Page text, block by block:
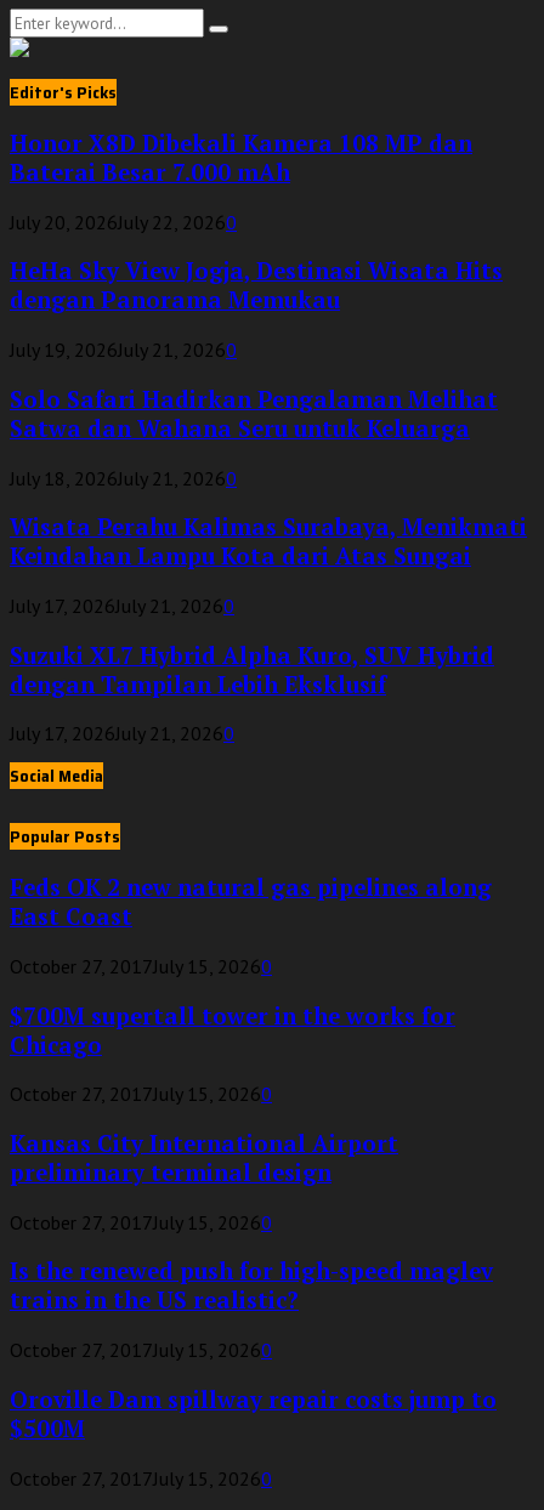
Search
for:
Search
Editor's Picks
Honor X8D Dibekali Kamera 108 MP dan
Baterai Besar 7.000 mAh
July 20, 2026July 22, 20260
HeHa Sky View Jogja, Destinasi Wisata Hits
dengan Panorama Memukau
July 19, 2026July 21, 20260
Solo Safari Hadirkan Pengalaman Melihat
Satwa dan Wahana Seru untuk Keluarga
July 18, 2026July 21, 20260
Wisata Perahu Kalimas Surabaya, Menikmati
Keindahan Lampu Kota dari Atas Sungai
July 17, 2026July 21, 20260
Suzuki XL7 Hybrid Alpha Kuro, SUV Hybrid
dengan Tampilan Lebih Eksklusif
July 17, 2026July 21, 20260
Social Media
Popular Posts
Feds OK 2 new natural gas pipelines along
East Coast
October 27, 2017July 15, 20260
$700M supertall tower in the works for
Chicago
October 27, 2017July 15, 20260
Kansas City International Airport
preliminary terminal design
October 27, 2017July 15, 20260
Is the renewed push for high-speed maglev
trains in the US realistic?
October 27, 2017July 15, 20260
Oroville Dam spillway repair costs jump to
$500M
October 27, 2017July 15, 20260